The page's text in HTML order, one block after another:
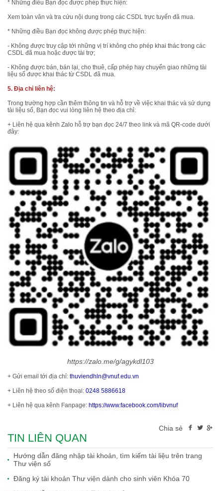
* Những điều Bạn đọc được phép thực hiện:
Xem toàn văn và tra cứu nội dung trong các CSDL trực tuyến đã mua.
* Những điều Bạn đọc không được phép thực hiện:
- Không được truy cập tới những vị trí không cho phép khai thác trong các
CSDL đã mua hoặc được tài trợ;
- Không được bán, bán lại, cho thuê, cấp phép hay chuyển giao những tài
liệu số được khai thác từ CSDL đã mua.
5. Địa chỉ liên hệ:
Trong trường hợp cần thêm thông tin và hỗ trợ về việc khai thác và sử dụng
tài liệu số, Bạn đọc vui lòng liên hệ theo địa chỉ:
+ Liên hệ qua kênh Zalo hỗ trợ bạn đọc 24/7 theo link và mã QR-code dưới
đây:
https://zalo.me/g/agykdl103
+ Gửi email tới địa chỉ: thuviendhln@vnuf.edu.vn
+ Liên hệ theo số điện thoại: 0248 5886618
+ Liên hệ qua kênh Fanpage: https://www.facebook.com/libvnuf
Chia sẻ
TIN LIÊN QUAN
Hướng dẫn đăng nhập tài khoản, tìm kiếm tài liệu trên trang
Thư viện số
Đăng ký tài khoản Thư viện dành cho sinh viên Khóa 70